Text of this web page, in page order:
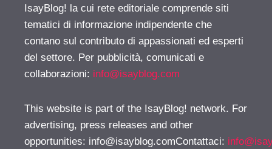
IsayBlog! la cui rete editoriale comprende siti
tematici di informazione indipendente che
contano sul contributo di appassionati ed esperti
del settore. Per pubblicità, comunicati e
collaborazioni: info@isayblog.com
This website is part of the IsayBlog! network. For
advertising, press releases and other
opportunities: info@isayblog.comContattaci: